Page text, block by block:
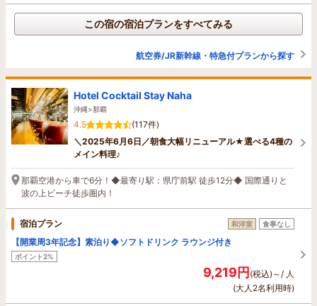
この宿の宿泊プランをすべてみる
航空券/JR新幹線・特急付プランから探す
Hotel Cocktail Stay Naha
沖縄>那覇
4.5
(117件)
＼2025年6月6日／朝食大幅リニューアル★選べる4種の
メイン料理♪
那覇空港から車で6分！◆最寄り駅：県庁前駅 徒歩12分◆ 国際通りと
波の上ビーチ徒歩圏内！
宿泊プラン 和洋室 食事なし
【開業周3年記念】素泊り◆ソフトドリンク ラウンジ付き
ポイント2%
9,219円(税込)～/ 人
(大人2名利用時)